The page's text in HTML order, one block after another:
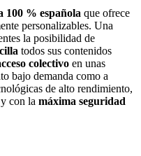
100 % española que ofrece
personalizables. Una
la posibilidad de
todos sus contenidos
colectivo en unas
bajo demanda como a
de alto rendimiento,
con la máxima seguridad